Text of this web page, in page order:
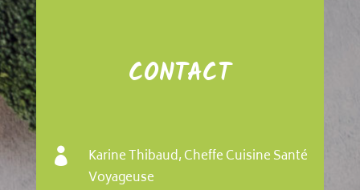
CONTACT

Karine Thibaud, Cheffe Cuisine Santé
Voyageuse